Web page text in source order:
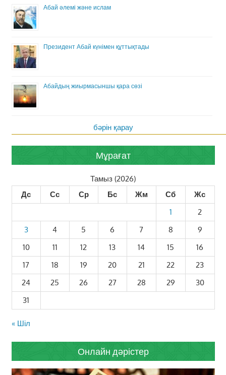
Абай әлемі және ислам
Президент Абай күнімен құттықтады
Абайдың жиырмасыншы қара сөзі
бәрін қарау
Мұрағат
Тамыз (2026)
Дс
Сс Ср Бс Жм Сб
Жс
1
2
3
4 5 6 7 8
9
10
11 12 13 14 15
16
17
18 19 20 21 22
23
24
25 26 27 28 29
30
31
« Шіл
Онлайн дәрістер